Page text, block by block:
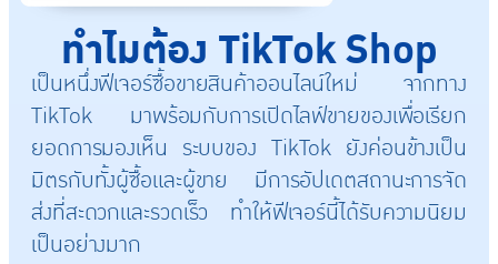
ทำไมต้อง TikTok Shop
เป็นหนึ่งฟีเจอร์ซื้อขายสินค้าออนไลน์ใหม่ จากทาง
TikTok มาพร้อมกับการเปิดไลฟ์ขายของเพื่อเรียก
ยอดการมองเห็น ระบบของ TikTok ยังค่อนข้างเป็น
มิตรกับทั้งผู้ซื้อและผู้ขาย มีการอัปเดตสถานะการจัด
ส่งที่สะดวกและรวดเร็ว ทำให้ฟีเจอร์นี้ได้รับความนิยม
เป็นอย่างมาก